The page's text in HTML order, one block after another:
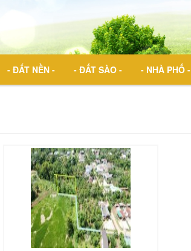
- ĐẤT NỀN - - ĐẤT SÀO - - NHÀ PHỐ -